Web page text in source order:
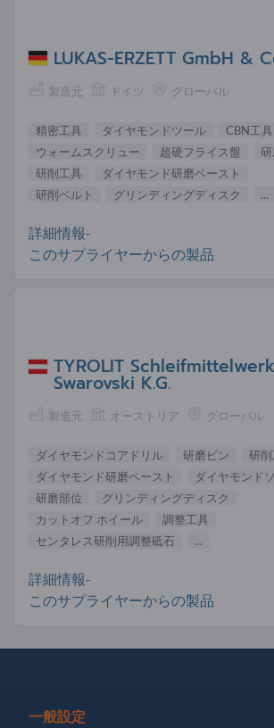
LUKAS-ERZETT GmbH &
製造元 ドイツ グローバル
精密工具 ダイヤモンドツール
CBN工具
ウォームスクリュー
超硬フライス盤
研削工具
ダイヤモンド研磨ペースト
研削ベルト
グリンディングディスク ...
詳細情報-
このサプライヤーからの製品
TYROLIT
Swarovski K.G.
製造元 オーストリア グローバル
ダイヤモンドコアドリル 研磨ピン
研
ダイヤモンド研磨ペースト
ダイヤモンド
研磨部位
グリンディングディスク
カットオフ ホイール
調整工具
センタレス研削用調整砥石
...
詳細情報-
このサプライヤーからの製品
一般設定